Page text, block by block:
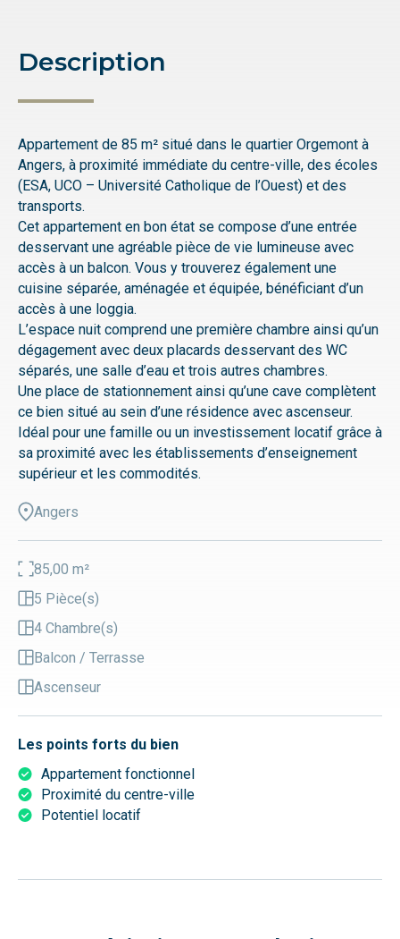
Description
Appartement de 85 m² situé dans le quartier Orgemont à
Angers, à proximité immédiate du centre-ville, des écoles
(ESA, UCO – Université Catholique de l’Ouest) et des
transports.
Cet appartement en bon état se compose d’une entrée
desservant une agréable pièce de vie lumineuse avec
accès à un balcon. Vous y trouverez également une
cuisine séparée, aménagée et équipée, bénéficiant d’un
accès à une loggia.
L’espace nuit comprend une première chambre ainsi qu’un
dégagement avec deux placards desservant des WC
séparés, une salle d’eau et trois autres chambres.
Une place de stationnement ainsi qu’une cave complètent
ce bien situé au sein d’une résidence avec ascenseur.
Idéal pour une famille ou un investissement locatif grâce à
sa proximité avec les établissements d’enseignement
supérieur et les commodités.
Angers
85,00 m²
5 Pièce(s)
4 Chambre(s)
Balcon / Terrasse
Ascenseur
Les points forts du bien
Appartement fonctionnel
Proximité du centre-ville
Potentiel locatif